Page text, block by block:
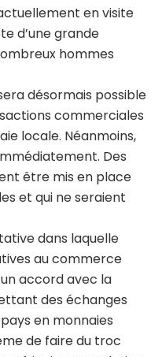
en visite
d’une grande
hommes
désormais possible
commerciales
locale. Néanmoins,
Des
être mis en place
et qui ne seraient
dans laquelle
au commerce
accord avec la
des échanges
en monnaies
de faire du troc